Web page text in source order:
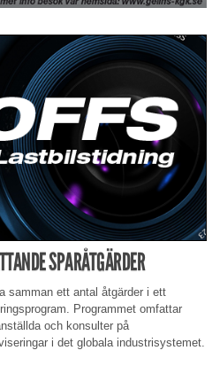
SPARÅTGÄRDER
samman ett antal åtgärder i ett
Programmet omfattar
och konsulter på
i det globala industrisystemet.